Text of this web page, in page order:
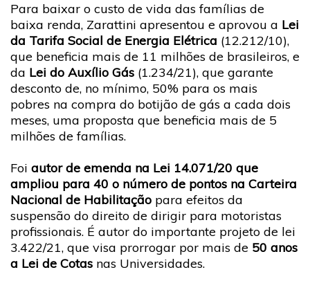
Para baixar o custo de vida das famílias de
baixa renda, Zarattini apresentou e aprovou a Lei
da Tarifa Social de Energia Elétrica (12.212/10),
que beneficia mais de 11 milhões de brasileiros, e
da Lei do Auxílio Gás (1.234/21), que garante
desconto de, no mínimo, 50% para os mais
pobres na compra do botijão de gás a cada dois
meses, uma proposta que beneficia mais de 5
milhões de famílias.
Foi autor de emenda na Lei 14.071/20 que
ampliou para 40 o número de pontos na Carteira
Nacional de Habilitação para efeitos da
suspensão do direito de dirigir para motoristas
profissionais. É autor do importante projeto de lei
3.422/21, que visa prorrogar por mais de 50 anos
a Lei de Cotas nas Universidades.